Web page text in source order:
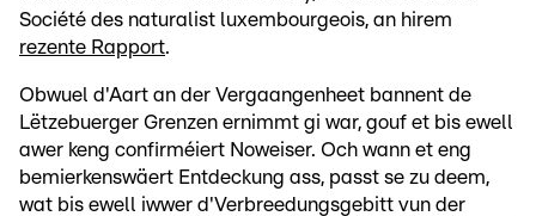
Société des naturalist luxembourgeois, an hirem
rezente Rapport.
Obwuel d'Aart an der Vergaangenheet bannent de
Lëtzebuerger Grenzen ernimmt gi war, gouf et bis ewell
awer keng confirméiert Noweiser. Och wann et eng
bemierkenswäert Entdeckung ass, passt se zu deem,
wat bis ewell iwwer d'Verbreedungsgebitt vun der